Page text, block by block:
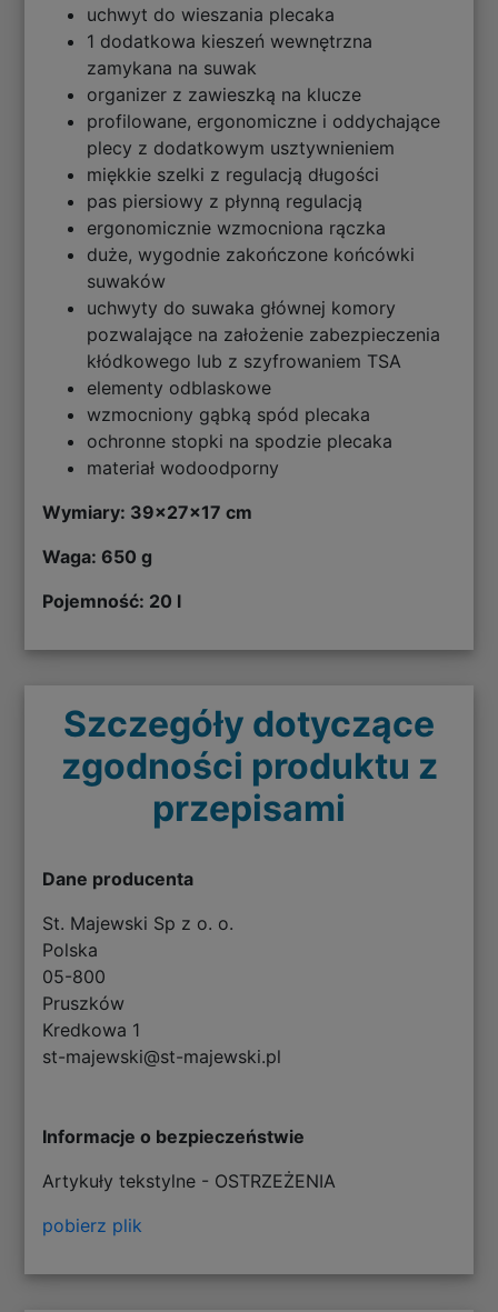
uchwyt do wieszania plecaka
1 dodatkowa kieszeń wewnętrzna
zamykana na suwak
organizer z zawieszką na klucze
profilowane, ergonomiczne i oddychające
plecy z dodatkowym usztywnieniem
miękkie szelki z regulacją długości
pas piersiowy z płynną regulacją
ergonomicznie wzmocniona rączka
duże, wygodnie zakończone końcówki
suwaków
uchwyty do suwaka głównej komory
pozwalające na założenie zabezpieczenia
kłódkowego lub z szyfrowaniem TSA
elementy odblaskowe
wzmocniony gąbką spód plecaka
ochronne stopki na spodzie plecaka
materiał wodoodporny
Wymiary: 39x27x17 cm
Waga: 650 g
Pojemność: 20 l
Szczegóły dotyczące
zgodności produktu z
przepisami
Dane producenta
St. Majewski Sp z o. o.
Polska
05-800
Pruszków
Kredkowa 1
st-majewski@st-majewski.pl
Informacje o bezpieczeństwie
Artykuły tekstylne - OSTRZEŻENIA
pobierz plik